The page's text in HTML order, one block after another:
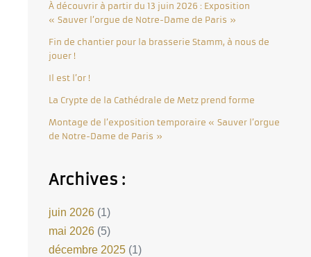
À découvrir à partir du 13 juin 2026 : Exposition
« Sauver l’orgue de Notre-Dame de Paris »
Fin de chantier pour la brasserie Stamm, à nous de
jouer !
Il est l’or !
La Crypte de la Cathédrale de Metz prend forme
Montage de l’exposition temporaire « Sauver l’orgue
de Notre-Dame de Paris »
Archives :
juin 2026 (1)
mai 2026 (5)
décembre 2025 (1)